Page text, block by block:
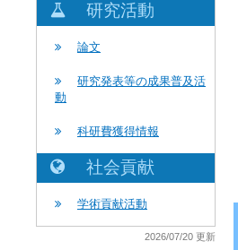
研究活動
論文
研究発表等の成果普及活
動
科研費獲得情報
社会貢献
学術貢献活動
2026/07/20 更新